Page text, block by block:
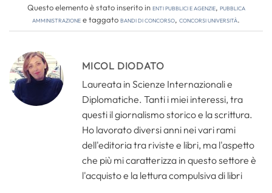
Questo elemento è stato inserito inEnti pubblici e agenzie, Pubblica
amministrazionee taggatobandi di concorso, concorsi università.
MICOL DIODATO
Laureata in Scienze Internazionali e
Diplomatiche. Tanti i miei interessi, tra
questi il giornalismo storico e la scrittura.
Ho lavorato diversi anni nei vari rami
dell'editoria tra riviste e libri, ma l'aspetto
che più mi caratterizza in questo settore è
l'acquisto e la lettura compulsiva di libri